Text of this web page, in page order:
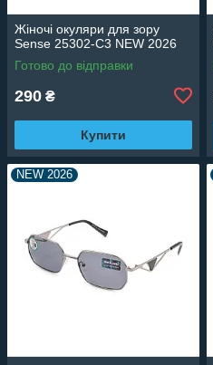
Жіночі окуляри для зору
Sense 25302-C3 NEW 2026
Готово до відправки
290 ₴
Купити
NEW 2026